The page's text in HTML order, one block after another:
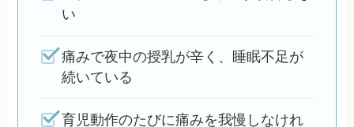
い
痛みで夜中の授乳が辛く、睡眠不足が
続いている
育児動作のたびに痛みを我慢しなけれ